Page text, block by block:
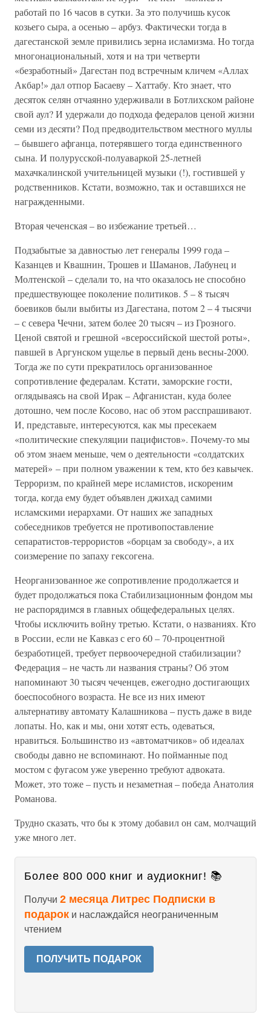
работай по 16 часов в сутки. За это получишь кусок
козьего сыра, а осенью – арбуз. Фактически тогда в
дагестанской земле привились зерна исламизма. Но тогда
многонациональный, хотя и на три четверти
«безработный» Дагестан под встречным кличем «Аллах
Акбар!» дал отпор Басаеву – Хаттабу. Кто знает, что
десяток селян отчаянно удерживали в Ботлихском районе
свой аул? И удержали до подхода федералов ценой жизни
семи из десяти? Под предводительством местного муллы
– бывшего афганца, потерявшего тогда единственного
сына. И полурусской-полуаваркой 25-летней
махачкалинской учительницей музыки (!), гостившей у
родственников. Кстати, возможно, так и оставшихся не
награжденными.
Вторая чеченская – во избежание третьей…
Подзабытые за давностью лет генералы 1999 года –
Казанцев и Квашнин, Трошев и Шаманов, Лабунец и
Молтенской – сделали то, на что оказалось не способно
предшествующее поколение политиков. 5 – 8 тысяч
боевиков были выбиты из Дагестана, потом 2 – 4 тысячи
– с севера Чечни, затем более 20 тысяч – из Грозного.
Ценой святой и грешной «всероссийской шестой роты»,
павшей в Аргунском ущелье в первый день весны-2000.
Тогда же по сути прекратилось организованное
сопротивление федералам. Кстати, заморские гости,
оглядываясь на свой Ирак – Афганистан, куда более
дотошно, чем после Косово, нас об этом расспрашивают.
И, представьте, интересуются, как мы пресекаем
«политические спекуляции пацифистов». Почему-то мы
об этом знаем меньше, чем о деятельности «солдатских
матерей» – при полном уважении к тем, кто без кавычек.
Терроризм, по крайней мере исламистов, искореним
тогда, когда ему будет объявлен джихад самими
исламскими иерархами. От наших же западных
собеседников требуется не противопоставление
сепаратистов-террористов «борцам за свободу», а их
соизмерение по запаху гексогена.
Неорганизованное же сопротивление продолжается и
будет продолжаться пока Стабилизационным фондом мы
не распорядимся в главных общефедеральных целях.
Чтобы исключить войну третью. Кстати, о названиях. Кто
в России, если не Кавказ с его 60 – 70-процентной
безработицей, требует первоочередной стабилизации?
Федерация – не часть ли названия страны? Об этом
напоминают 30 тысяч чеченцев, ежегодно достигающих
боеспособного возраста. Не все из них имеют
альтернативу автомату Калашникова – пусть даже в виде
лопаты. Но, как и мы, они хотят есть, одеваться,
нравиться. Большинство из «автоматчиков» об идеалах
свободы давно не вспоминают. Но пойманные под
мостом с фугасом уже уверенно требуют адвоката.
Может, это тоже – пусть и незаметная – победа Анатолия
Романова.
Трудно сказать, что бы к этому добавил он сам, молчащий
уже много лет.
Более 800 000 книг и аудиокниг! 📚
Получи 2 месяца Литрес Подписки в
подарок и наслаждайся неограниченным
чтением
ПОЛУЧИТЬ ПОДАРОК